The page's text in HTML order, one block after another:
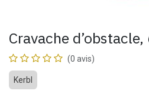
Cravache
(0 avis)
Kerbl